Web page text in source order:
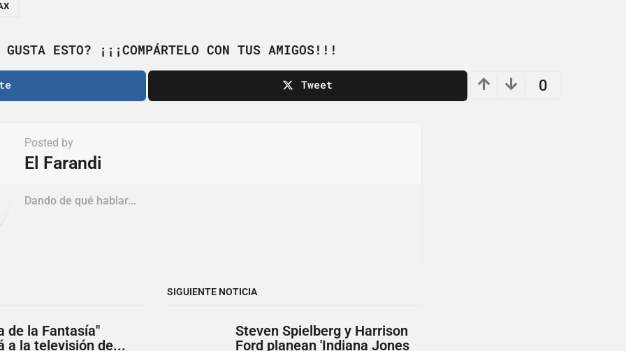
GUSTA ESTO? ¡¡¡COMPÁRTELO CON TUS AMIGOS!!!
0
Tweet
Posted by
El Farandi
Dando de qué hablar...
de la Fantasía"
a la televisión de...
SIGUIENTE NOTICIA
Steven Spielberg y Harrison
Ford planean 'Indiana Jones